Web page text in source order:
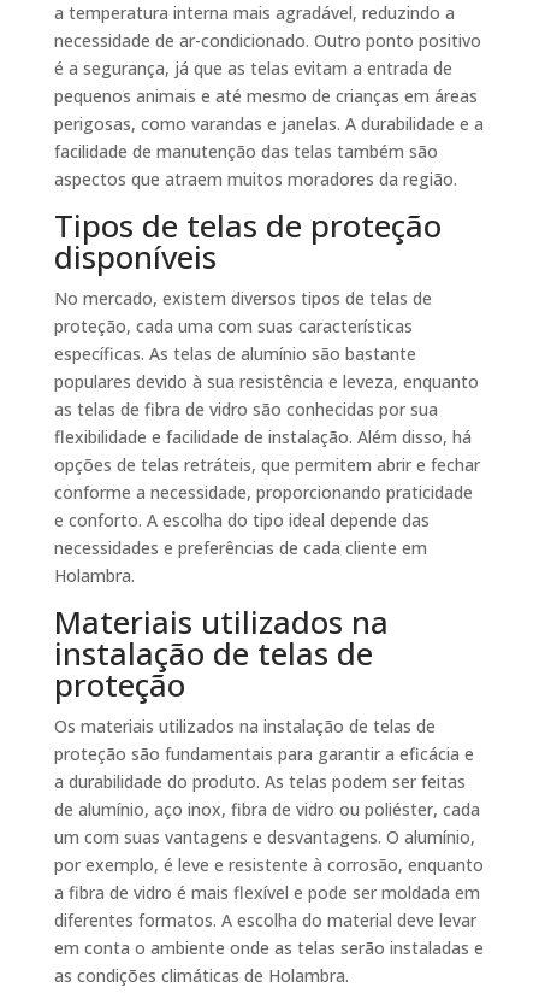
a temperatura interna mais agradável, reduzindo a
necessidade de ar-condicionado. Outro ponto positivo
é a segurança, já que as telas evitam a entrada de
pequenos animais e até mesmo de crianças em áreas
perigosas, como varandas e janelas. A durabilidade e a
facilidade de manutenção das telas também são
aspectos que atraem muitos moradores da região.
Tipos de telas de proteção
disponíveis
No mercado, existem diversos tipos de telas de
proteção, cada uma com suas características
específicas. As telas de alumínio são bastante
populares devido à sua resistência e leveza, enquanto
as telas de fibra de vidro são conhecidas por sua
flexibilidade e facilidade de instalação. Além disso, há
opções de telas retráteis, que permitem abrir e fechar
conforme a necessidade, proporcionando praticidade
e conforto. A escolha do tipo ideal depende das
necessidades e preferências de cada cliente em
Holambra.
Materiais utilizados na
instalação de telas de
proteção
Os materiais utilizados na instalação de telas de
proteção são fundamentais para garantir a eficácia e
a durabilidade do produto. As telas podem ser feitas
de alumínio, aço inox, fibra de vidro ou poliéster, cada
um com suas vantagens e desvantagens. O alumínio,
por exemplo, é leve e resistente à corrosão, enquanto
a fibra de vidro é mais flexível e pode ser moldada em
diferentes formatos. A escolha do material deve levar
em conta o ambiente onde as telas serão instaladas e
as condições climáticas de Holambra.